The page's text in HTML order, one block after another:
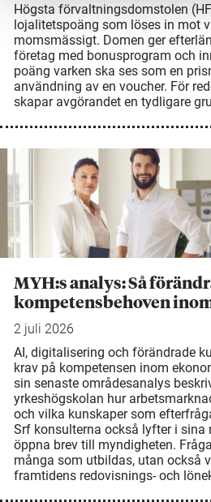
Högsta förvaltningsdomstolen
lojalitetspoäng som löses in mot
momsmässigt. Domen ger
företag med bonusprogram och
poäng varken ska ses som en
användning av en voucher. För
skapar avgörandet en tydligare
MYH:s analys: Så
kompetensbehoven
2 juli 2026
AI, digitalisering och förändrade
krav på kompetensen inom
sin senaste områdesanalys
yrkeshögskolan hur
och vilka kunskaper som
Srf konsulterna också lyfter i sina
öppna brev till myndigheten.
många som utbildas, utan också
framtidens redovisnings- och